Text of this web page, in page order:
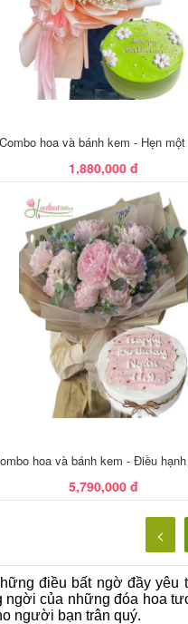
Combo hoa và bánh kem - Hẹn
1,880,000 đ
hoa và bánh kem - Điều
5,790,000 đ
<
điều bất ngờ đầy yêu
của những đóa hoa
người bạn trân quý.